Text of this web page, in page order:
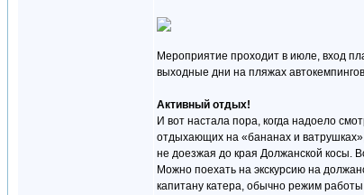
Мероприятие проходит в июле, вход
выходные дни на пляжах
Активный отдых!
И вот настала пора, когда надоело
отдыхающих на «бананах и
не доезжая до края Должанской косы.
Можно поехать на экскурсию на
капитану катера, обычно режим